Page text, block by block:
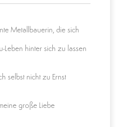
Metallbauerin, die sich
Leben hinter sich zu lassen
selbst nicht zu Ernst
große Liebe